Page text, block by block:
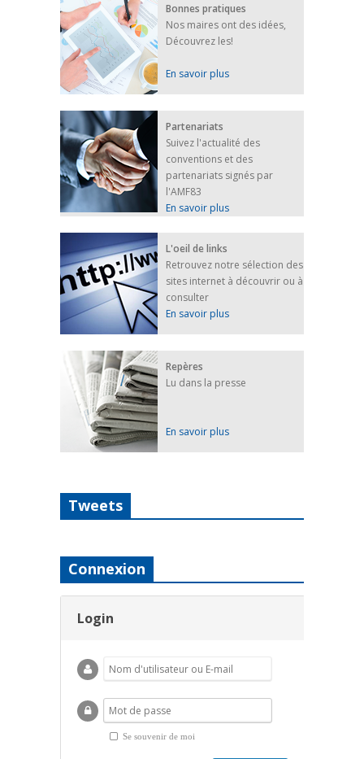
Bonnes pratiques
Nos maires ont des idées,
Découvrez les!
En savoir plus
Partenariats
Suivez l'actualité des
conventions et des
partenariats signés par
l'AMF83
En savoir plus
L'oeil de links
Retrouvez notre sélection des
sites internet à découvrir ou à
consulter
En savoir plus
Repères
Lu dans la presse
En savoir plus
Tweets
Connexion
Login
Se souvenir de moi